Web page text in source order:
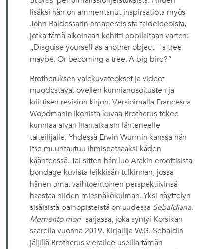
lisäksi hän on ammentanut inspiraatiota myös
John Baldessarin omaperäisistä taideideoista,
jotka tämä aikoinaan kehitti oppilaitaan varten:
„Disguise yourself as another object – a tree
maybe. Or becoming a tree. A big bird?“
Brotheruksen valokuvateokset ja videot
muodostavat ovelien kunnianosoitusten ja
kriittisen revision kirjon. Versioimalla Francesca
Woodmanin ikonista kuvaa Brotherus tekee
kunniaa aivan liian aikaisin lähteneelle
taiteilijalle. Yhdessä Erwin Wurmin kanssa hän
itse muuntautuu ihmispatsaaksi käden
käänteessä. Tai sitten hän luo Arakin eroottisista
bondage-kuvista leikkisän tulkinnan, jossa
hänen oma, vaihtoehtoinen perspektiivinsä
haastaa niiden miesnäkökulman. Yksi näyttelyn
sisäisistä painopisteistä on uudessa Sebaldiana.
Memento mori-sarjassa, joka syntyi Korsikan
saarella vuonna 2019. Kirjailija W.G. Sebaldin
jäljillä Brotherus vierailee useilla tämän